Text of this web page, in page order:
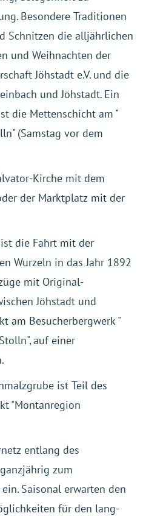
Besondere Traditionen
Schnitzen die alljährlichen
und Weihnachten der
Jöhstadt e.V. und die
und Jöhstadt. Ein
die Mettenschicht am "
(Samstag vor dem
Kirche mit dem
der Marktplatz mit der
die Fahrt mit der
Wurzeln in das Jahr 1892
mit Original-
Jöhstadt und
am Besucherbergwerk "
auf einer
ist Teil des
"Montanregion
entlang des
zum
Saisonal erwarten den
für den lang-